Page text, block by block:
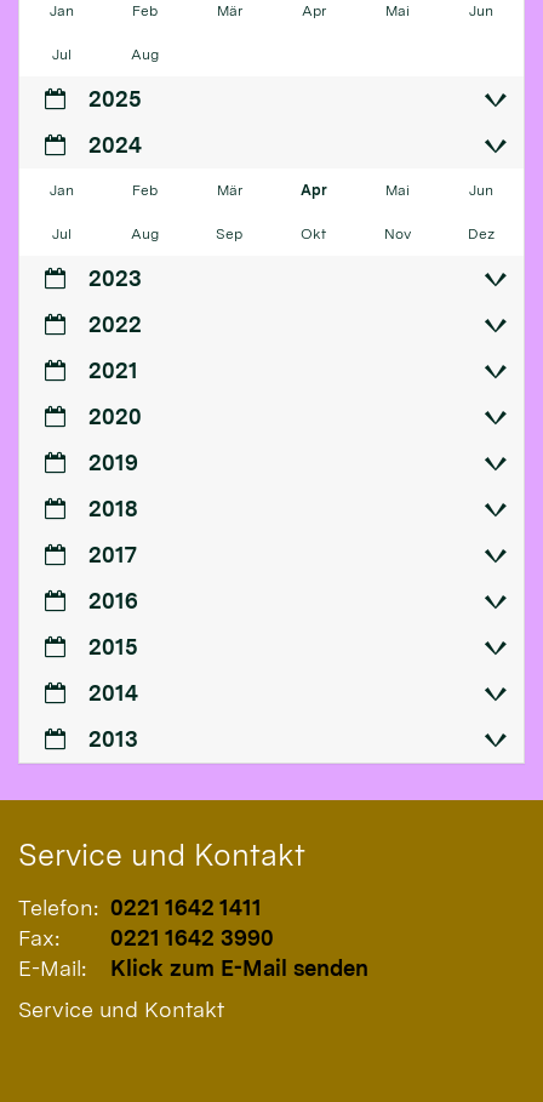
Jan Feb Mär Apr Mai Jun
Jul Aug
2025
2024
Jan Feb Mär Apr Mai Jun
Jul Aug Sep Okt Nov Dez
2023
2022
2021
2020
2019
2018
2017
2016
2015
2014
2013
Service und Kontakt
Telefon: 0221 1642 1411
Fax:
0221 1642 3990
E-Mail:
Klick zum E-Mail senden
Service und Kontakt